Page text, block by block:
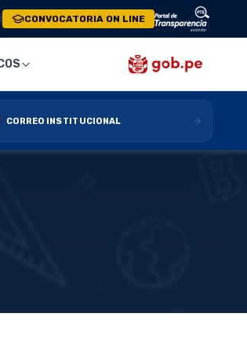
CONVOCATORIA ON LINE
CORREO INSTITUCIONAL